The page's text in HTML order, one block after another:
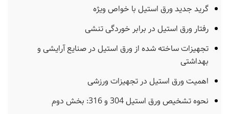
گرید جدید ورق استیل با خواص ویژه
رفتار ورق استیل در برابر خوردگی تنشی
تجهیزات ساخته شده از ورق استیل در صنایع آرایشی و
بهداشتی
اهمیت ورق استیل در تجهیزات ورزشی
نحوه تشخیص ورق استیل 304 و 316: بخش دوم